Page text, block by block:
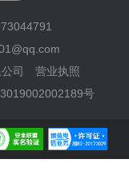
司
营业执照
号